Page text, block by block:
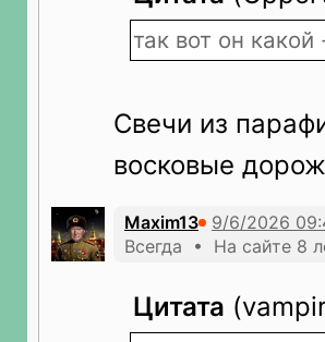
так вот он
Свечи из
восковые
Maxim13
Всегда • На сайте 8
Цитата